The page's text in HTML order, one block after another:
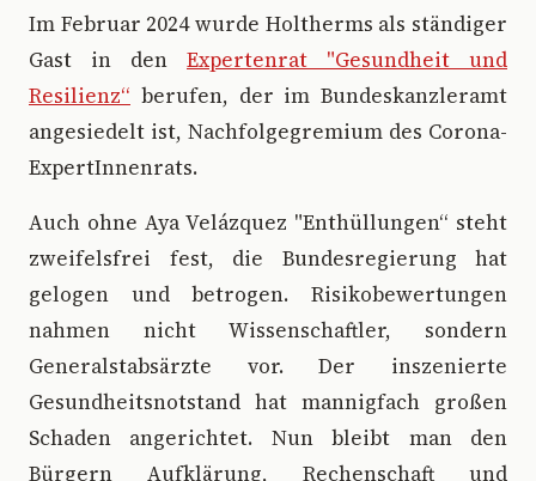
Im Februar 2024 wurde Holtherms als ständiger
Gast in den Expertenrat "Gesundheit und
Resilienz“ berufen, der im Bundeskanzleramt
angesiedelt ist, Nachfolgegremium des Corona-
ExpertInnenrats.
Auch ohne Aya Velázquez "Enthüllungen“ steht
zweifelsfrei fest, die Bundesregierung hat
gelogen und betrogen. Risikobewertungen
nahmen nicht Wissenschaftler, sondern
Generalstabsärzte vor. Der inszenierte
Gesundheitsnotstand hat mannigfach großen
Schaden angerichtet. Nun bleibt man den
Bürgern Aufklärung, Rechenschaft und